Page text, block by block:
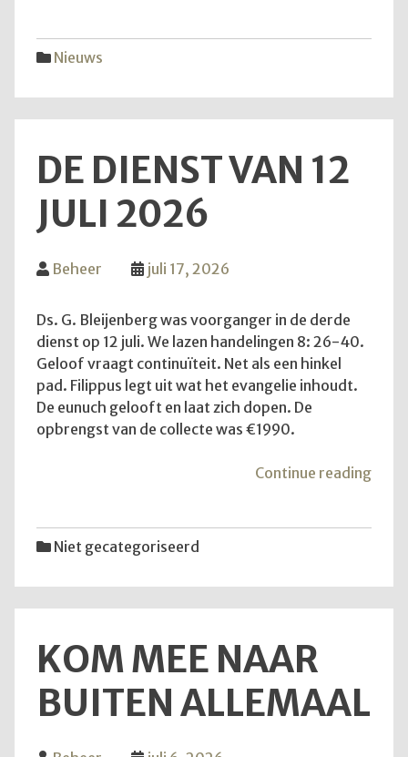
Nieuws
DE DIENST VAN 12
JULI 2026
Beheer juli 17, 2026
Ds. G. Bleijenberg was voorganger in de derde
dienst op 12 juli. We lazen handelingen 8: 26-40.
Geloof vraagt continuïteit. Net als een hinkel
pad. Filippus legt uit wat het evangelie inhoudt.
De eunuch gelooft en laat zich dopen. De
opbrengst van de collecte was €1990.
Continue reading"De
Niet gecategoriseerd
KOM MEE NAAR
BUITEN ALLEMAAL